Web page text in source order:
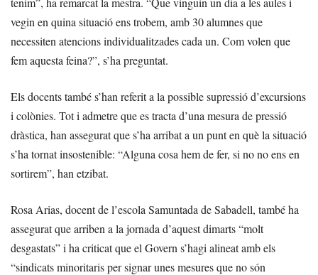
vegin en quina situació ens trobem, amb 30 alumnes que
necessiten atencions individualitzades cada un. Com volen que
fem aquesta feina?”, s’ha preguntat.
Els docents també s’han referit a la possible supressió d’excursions
i colònies. Tot i admetre que es tracta d’una mesura de pressió
dràstica, han assegurat que s’ha arribat a un punt en què la situació
s’ha tornat insostenible: “Alguna cosa hem de fer, si no no ens en
sortirem”, han etzibat.
Rosa Arias, docent de l’escola Samuntada de Sabadell, també ha
assegurat que arriben a la jornada d’aquest dimarts “molt
desgastats” i ha criticat que el Govern s’hagi alineat amb els
“sindicats minoritaris per signar unes mesures que no són